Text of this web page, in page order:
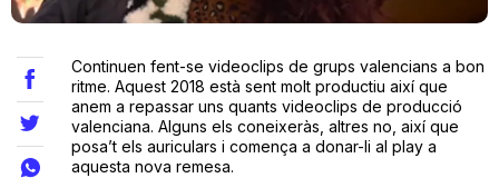
Opinió
Llibres
La Llista
Continuen fent-se videoclips de grups valencians a bon
ritme. Aquest 2018 està sent molt productiu així que
anem a repassar uns quants videoclips de producció
valenciana. Alguns els coneixeràs, altres no, així que
posa’t els auriculars i comença a donar-li al play a
aquesta nova remesa.